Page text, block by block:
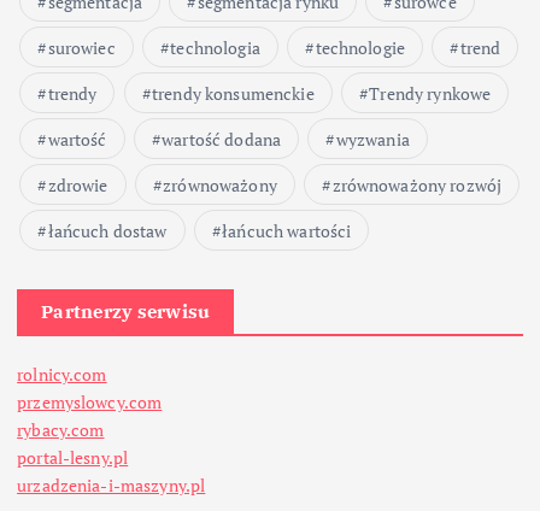
i
s
ó
w
surowiec
technologia technologie
trend
trendy
trendy konsumenckie
Trendy rynkowe
wartość
wartość dodana
wyzwania
zdrowie
zrównoważony
zrównoważony rozwój
łańcuch dostaw
łańcuch wartości
Partnerzy serwisu
rolnicy.com
przemyslowcy.com
rybacy.com
portal-lesny.pl
urzadzenia-i-maszyny.pl